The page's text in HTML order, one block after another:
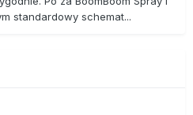
standardowy schemat...